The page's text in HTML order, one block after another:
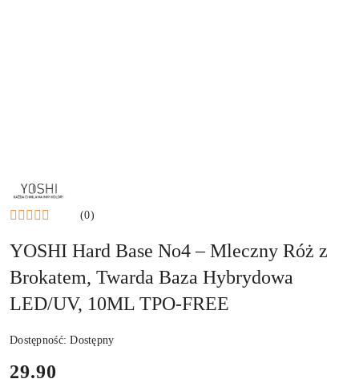
NAZWA
PRODUCENTA:
(0)
YOSHI Hard Base No4 – Mleczny Róż z
Brokatem, Twarda Baza Hybrydowa
LED/UV, 10ML TPO-FREE
Dostępność:Dostępny
cena:
29.90